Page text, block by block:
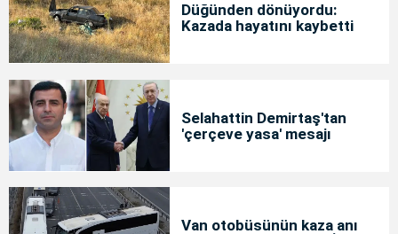
Düğünden dönüyordu:
Kazada hayatını kaybetti
Selahattin Demirtaş'tan
'çerçeve yasa' mesajı
Van otobüsünün kaza anı